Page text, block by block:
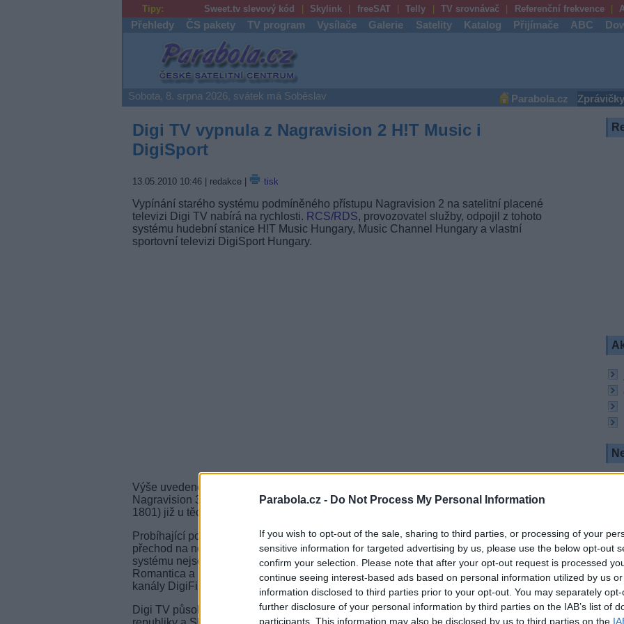
Parabola.cz - Do Not Process My Personal Information
If you wish to opt-out of the sale, sharing to third parties, or processing of your
sensitive information for targeted advertising by us, please use the below opt-out
confirm your selection. Please note that after your opt-out request is processed
continue seeing interest-based ads based on personal information utilized by us
information disclosed to third parties prior to your opt-out. You may separately
further disclosure of your personal information by third parties on the IAB’s list of
participants. This information may also be disclosed by us to third parties on the
Tipy: Sweet.tv slevový kód Skylink freeSAT Telly TV srovnávač Referenční frekvence
Přehledy ČS pakety TV program Vysílače Galerie Satelity Katalog Přijímače ABC
Parabola.cz
Sobota, 8. srpna 2026, svátek má Soběslav Parabola.cz Zprávičky
Digi TV vypnula z Nagravision 2 H!T Music i
DigiSport
13.05.2010 10:46| redakce | tisk
Vypínání starého systému podmíněného přístupu Nagravision 2 na satelitní placené
televizi Digi TV nabírá na rychlosti. RCS/RDS, provozovatel služby, odpojil z tohoto
systému hudební stanice H!T Music Hungary, Music Channel Hungary a vlastní
sportovní televizi DigiSport Hungary.
Výše uvedené tři stanice jsou nyní kryptované systémem Nagra Media Access -
Nagravision 3 (
1802) a Nagravision 4 (CAID 1880). Systém Nagravision 2 (CAID
1801) již u těchto stanic není v provozu.
Probíhající postup v odpojování Nagravision 2 svědčí o tom, že nejdále v přípravách na
přechod na novější karty a kódování je provozovatel služby v Maďarsku. Ve starém
systému nejsou šířeny vedle zmíněných i maďarské programy Sport 1, Sport 2, Zone
Romantica a Movies 24. Z rumunské nabídky nejsou na starých kartách dostupné PPV
kanály DigiFilm 1 a DigiFilm 2.
Digi TV působí celkem v šesti zemích střední a východní Evropy (včetně České